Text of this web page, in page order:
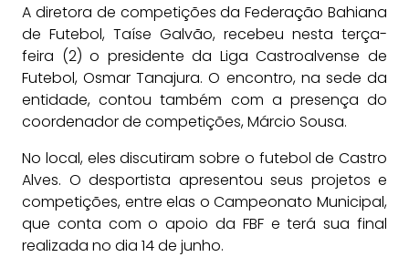
A diretora de competições da Federação Bahiana
de Futebol, Taíse Galvão, recebeu nesta terça-
feira (2) o presidente da Liga Castroalvense de
Futebol, Osmar Tanajura. O encontro, na sede da
entidade, contou também com a presença do
coordenador de competições, Márcio Sousa.
No local, eles discutiram sobre o futebol de Castro
Alves. O desportista apresentou seus projetos e
competições, entre elas o Campeonato Municipal,
que conta com o apoio da FBF e terá sua final
realizada no dia 14 de junho.